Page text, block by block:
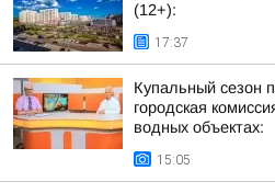
(12+):
17:37
Купальный сезон
городская
водных объектах:
15:05